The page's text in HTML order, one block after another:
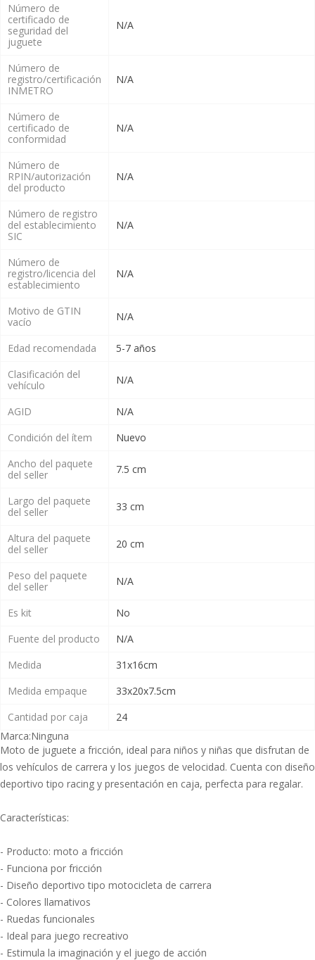
Número de
certificado de
seguridad del
juguete
N/A
Número de
registro/certificación
INMETRO
N/A
Número de
certificado de
conformidad
N/A
Número de
RPIN/autorización
del producto
N/A
Número de registro
del establecimiento
SIC
N/A
Número de
registro/licencia del
establecimiento
N/A
Motivo de GTIN
vacío
N/A
Edad recomendada
5-7 años
Clasificación del
vehículo
N/A
AGID
N/A
Condición del ítem
Nuevo
Ancho del paquete
del seller
7.5 cm
Largo del paquete
del seller
33 cm
Altura del paquete
del seller
20 cm
Peso del paquete
del seller
N/A
Es kit
No
Fuente del producto
N/A
Medida
31x16cm
Medida empaque
33x20x7.5cm
Cantidad por caja
24
Marca:Ninguna
Moto de juguete a fricción, ideal para niños y niñas que disfrutan de
los vehículos de carrera y los juegos de velocidad. Cuenta con diseño
deportivo tipo racing y presentación en caja, perfecta para regalar.
Características:
- Producto: moto a fricción
- Funciona por fricción
- Diseño deportivo tipo motocicleta de carrera
- Colores llamativos
- Ruedas funcionales
- Ideal para juego recreativo
- Estimula la imaginación y el juego de acción